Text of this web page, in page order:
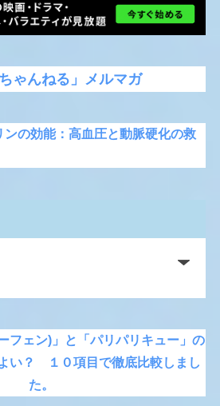
ちゃんねる」メルマガ
ンの効能：高血圧と動脈硬化の救
フェン)」と「パリパリキュー」の
い？ １０項目で徹底比較しまし
た。